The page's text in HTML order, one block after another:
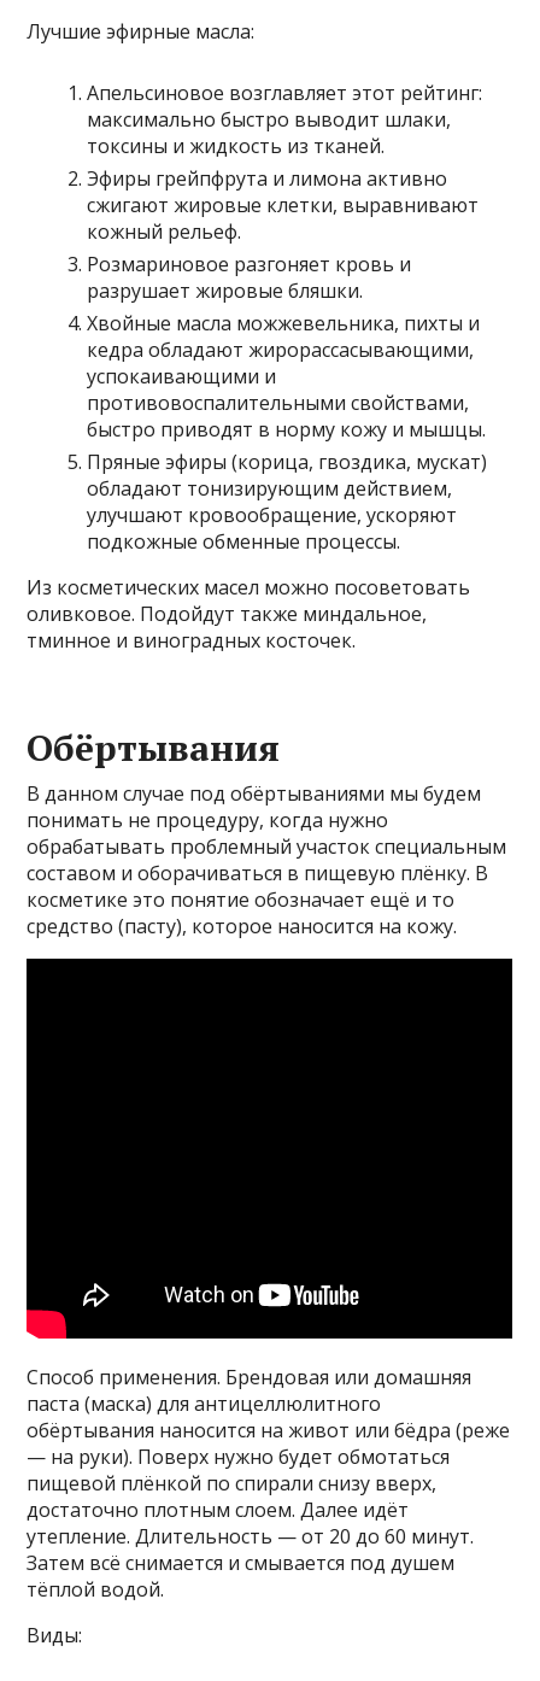
Лучшие эфирные масла:
Апельсиновое возглавляет этот рейтинг:
максимально быстро выводит шлаки,
токсины и жидкость из тканей.
Эфиры грейпфрута и лимона активно
сжигают жировые клетки, выравнивают
кожный рельеф.
Розмариновое разгоняет кровь и
разрушает жировые бляшки.
Хвойные масла можжевельника, пихты и
кедра обладают жирорассасывающими,
успокаивающими и
противовоспалительными свойствами,
быстро приводят в норму кожу и мышцы.
Пряные эфиры (корица, гвоздика, мускат)
обладают тонизирующим действием,
улучшают кровообращение, ускоряют
подкожные обменные процессы.
Из косметических масел можно посоветовать
оливковое. Подойдут также миндальное,
тминное и виноградных косточек.
Обёртывания
В данном случае под обёртываниями мы будем
понимать не процедуру, когда нужно
обрабатывать проблемный участок специальным
составом и оборачиваться в пищевую плёнку. В
косметике это понятие обозначает ещё и то
средство (пасту), которое наносится на кожу.
Способ применения. Брендовая или домашняя
паста (маска) для антицеллюлитного
обёртывания наносится на живот или бёдра (реже
— на руки). Поверх нужно будет обмотаться
пищевой плёнкой по спирали снизу вверх,
достаточно плотным слоем. Далее идёт
утепление. Длительность — от 20 до 60 минут.
Затем всё снимается и смывается под душем
тёплой водой.
Виды: